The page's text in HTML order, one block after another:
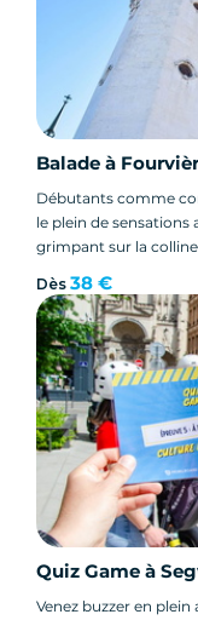
Balade à
Débutants comme
le plein de sensations
grimpant sur la
Dès 38 €
Quiz Game à
Venez buzzer en